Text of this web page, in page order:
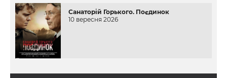
Санаторій Горького. Поєдинок
10 вересня 2026